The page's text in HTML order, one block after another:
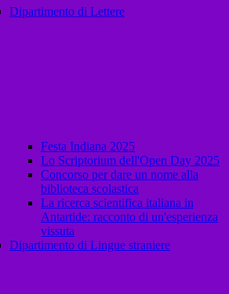
Dipartimento di Lettere
Festa Indiana 2025
Lo Scriptorium dell'Open Day 2025
Concorso per dare un nome alla
biblioteca scolastica
La ricerca scientifica italiana in
Antartide: racconto di un'esperienza
vissuta
Dipartimento di Lingue straniere